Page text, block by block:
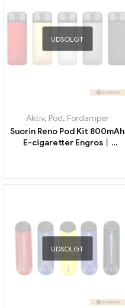
UDSOLGT
Aktiv, Pod, Fordamper
Suorin Reno Pod Kit 800mAh
E-cigaretter Engros丨
UDSOLGT